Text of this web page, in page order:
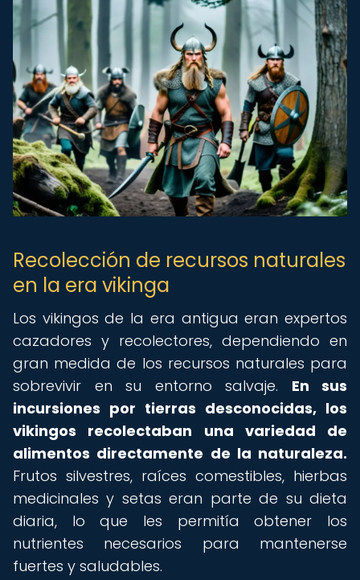
Recolección de recursos naturales
en la era vikinga
Los vikingos de la era antigua eran expertos
cazadores y recolectores, dependiendo en
gran medida de los recursos naturales para
sobrevivir en su entorno salvaje. En sus
incursiones por tierras desconocidas, los
vikingos recolectaban una variedad de
alimentos directamente de la naturaleza.
Frutos silvestres, raíces comestibles, hierbas
medicinales y setas eran parte de su dieta
diaria, lo que les permitía obtener los
nutrientes necesarios para mantenerse
fuertes y saludables.